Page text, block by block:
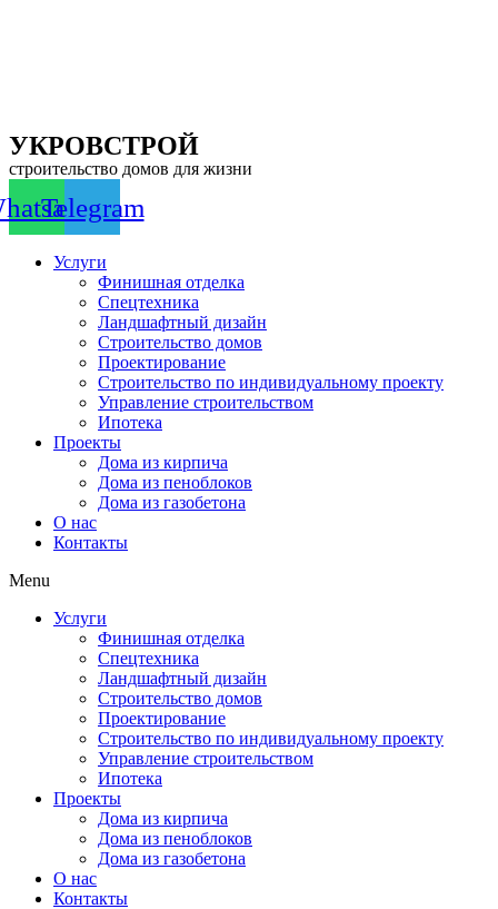
УКРОВСТРОЙ
строительство домов для жизни
Telegram
Услуги
Финишная отделка
Спецтехника
Ландшафтный дизайн
Строительство домов
Проектирование
Строительство по индивидуальному проекту
Управление строительством
Ипотека
Проекты
Дома из кирпича
Дома из пеноблоков
Дома из газобетона
О нас
Контакты
Menu
Услуги
Финишная отделка
Спецтехника
Ландшафтный дизайн
Строительство домов
Проектирование
Строительство по индивидуальному проекту
Управление строительством
Ипотека
Проекты
Дома из кирпича
Дома из пеноблоков
Дома из газобетона
О нас
Контакты